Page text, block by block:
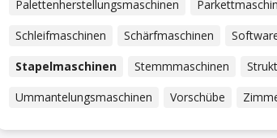
Palettenherstellungsmaschinen
Schleifmaschinen
Schärfmaschinen
Stapelmaschinen
Stemmmaschinen
Ummantelungsmaschinen
Vorschübe